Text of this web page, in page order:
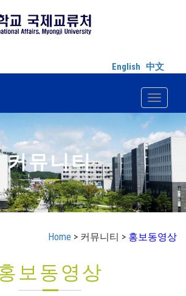
English 中文
Toggle
커뮤니티
Home > 커뮤니티 > 홍보동영상
보동영상